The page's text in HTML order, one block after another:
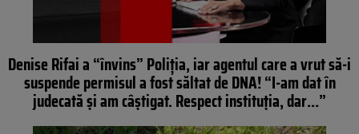
Denise Rifai a “învins” Poliția, iar agentul care a vrut să-i
suspende permisul a fost săltat de DNA! “I-am dat în
judecată și am câștigat. Respect instituția, dar…”